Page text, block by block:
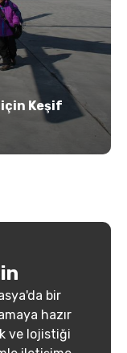
için Keşif
bir
hazır
ve lojistiği